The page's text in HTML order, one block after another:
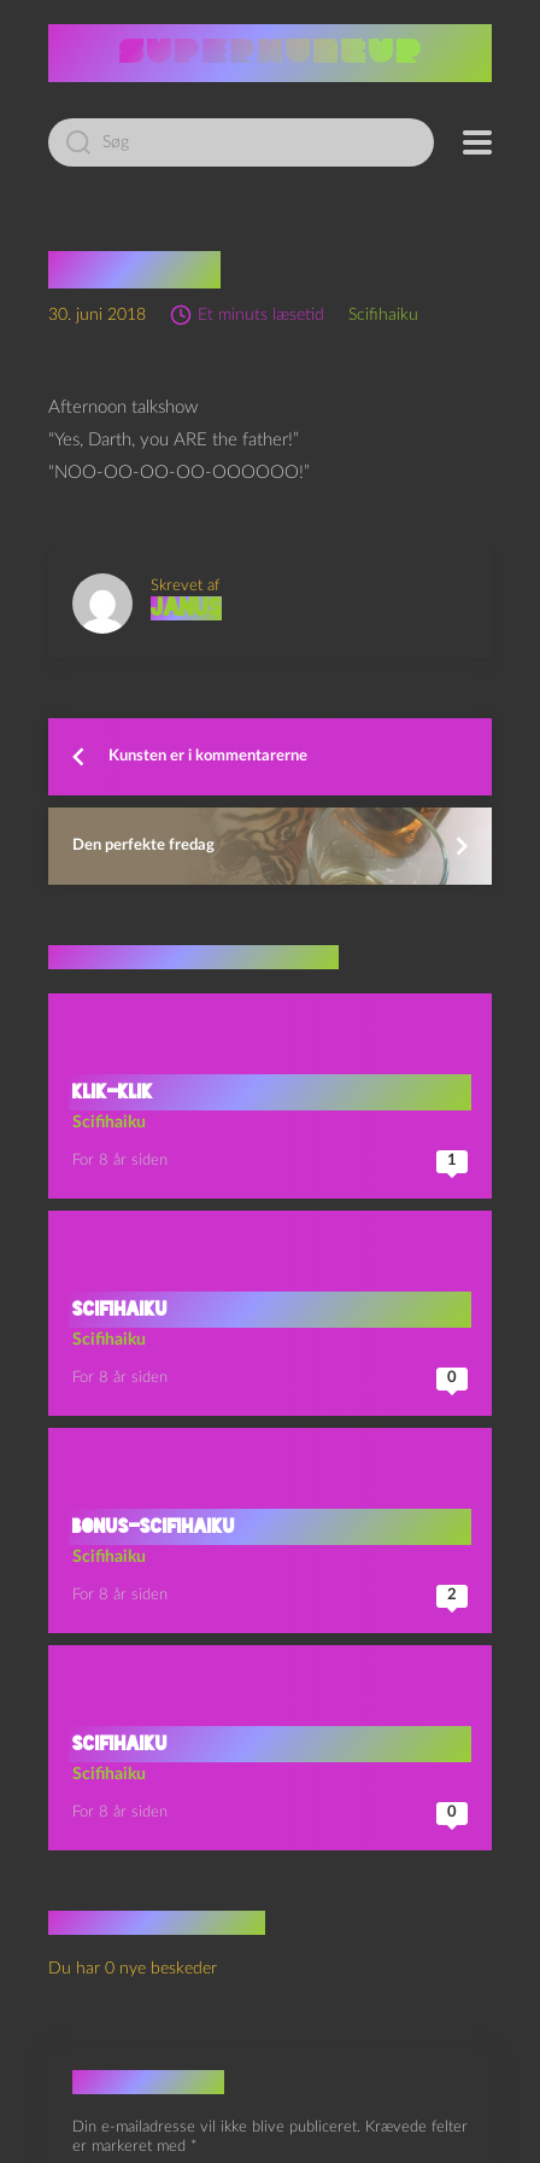
Led
efter:
Scifihaiku
30. juni 2018 Et minuts læsetid Scifihaiku
Afternoon talkshow
“Yes, Darth, you ARE the father!”
“NOO-OO-OO-OO-OOOOOO!”
Skrevet af
Janus
Kunsten er i kommentarerne
Den perfekte fredag
Klik-klik
Scifihaiku
For 8 år siden 1
Scifihaiku
Scifihaiku
For 8 år siden 0
Bonus-scifihaiku
Scifihaiku
For 8 år siden 2
Scifihaiku
Scifihaiku
For 8 år siden 0
Du har 0 nye beskeder
Skriv et svar
Din e-mailadresse vil ikke blive publiceret. Krævede felter
er markeret med *